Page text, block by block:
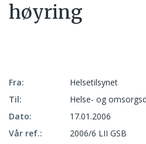
høyring
Fra:
Helsetilsynet
Til:
Helse- og
Dato:
17.01.2006
Vår ref.:
2006/6 LII GSB